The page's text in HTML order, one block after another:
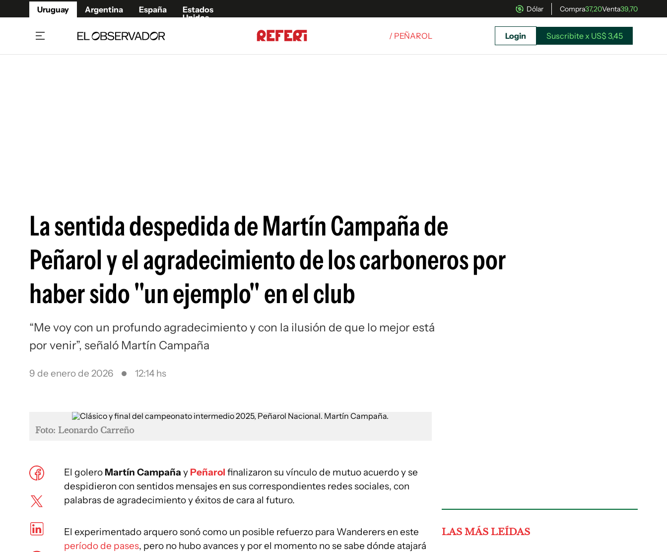
Uruguay Argentina España
Estados
Unidos
Dólar Compra37,20Venta39,70
/ PEÑAROL Login Suscribite x US$ 3,45
La sentida despedida de Martín Campaña de
Peñarol y el agradecimiento de los carboneros por
haber sido "un ejemplo" en el club
“Me voy con un profundo agradecimiento y con la ilusión de que lo mejor está
por venir”, señaló Martín Campaña
9 de enero de 2026 12:14 hs
Foto: Leonardo Carreño
El golero Martín Campaña y Peñarol finalizaron su vínculo de mutuo acuerdo y se
despidieron con sentidos mensajes en sus correspondientes redes sociales, con
palabras de agradecimiento y éxitos de cara al futuro.
El experimentado arquero sonó como un posible refuerzo para Wanderers en este
período de pases, pero no hubo avances y por el momento no se sabe dónde atajará
LAS MÁS LEÍDAS